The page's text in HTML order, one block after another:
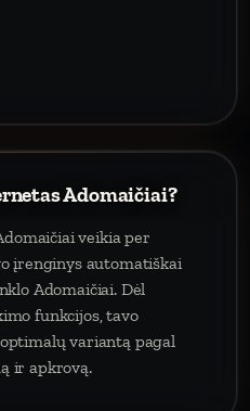
Adomaičiai?
veikia per
įrenginys automatiškai
Adomaičiai. Dėl
funkcijos, tavo
variantą pagal
ir apkrovą.